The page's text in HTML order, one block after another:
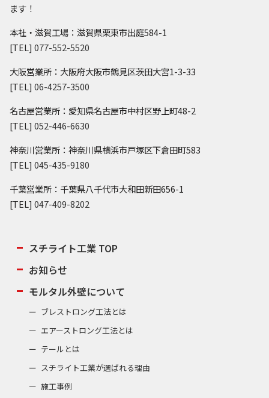
ます！
本社・滋賀工場：滋賀県栗東市出庭584-1
[TEL] 077-552-5520
大阪営業所：大阪府大阪市鶴見区茨田大宮1-3-33
[TEL] 06-4257-3500
名古屋営業所：愛知県名古屋市中村区野上町48-2
[TEL] 052-446-6630
神奈川営業所：神奈川県横浜市戸塚区下倉田町583
[TEL] 045-435-9180
千葉営業所：千葉県八千代市大和田新田656-1
[TEL] 047-409-8202
スチライト工業 TOP
お知らせ
モルタル外壁について
ブレストロング工法とは
エアーストロング工法とは
テールとは
スチライト工業が選ばれる理由
施工事例